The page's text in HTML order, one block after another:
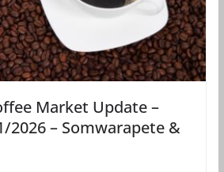
Market Update –
2026 – Somwarapete &